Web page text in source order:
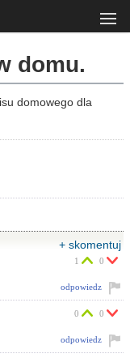
domu.
domowego dla
+ skomentuj
1 0
odpowiedz
0 0
odpowiedz